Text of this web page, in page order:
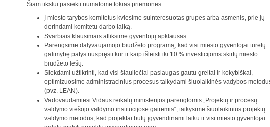
Šiam tikslui pasiekti numatome tokias priemones:
Į miesto tarybos komitetus kviesime suinteresuotas grupes arba asmenis, prie jų
derindami komitetų darbo laiką.
Svarbiais klausimais atliksime gyventojų apklausas.
Parengsime dalyvaujamojo biudžeto programą, kad visi miesto gyventojai turėtų
galimybę patys nuspręsti kur ir kaip išleisti iki 10 % investicijoms skirtų miesto
biudžeto lėšų.
Siekdami užtikrinti, kad visi šiauliečiai paslaugas gautų greitai ir kokybiškai,
optimizuosime administracinius procesus taikydami šiuolaikinės vadybos
(pvz. LEAN).
Vadovaudamiesi Vidaus reikalų ministerijos parengtomis „Projektų ir procesų
valdymo viešojo valdymo institucijose gairėmis“, taikysime šiuolaikinius projektų
valdymo metodus, kad projektai būtų įgyvendinami laiku ir visi miesto gyventojai